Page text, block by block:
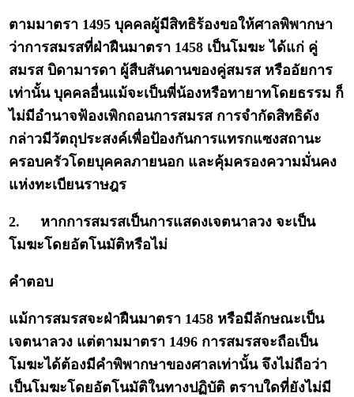
ตามมาตรา 1495 บุคคลผู้มีสิทธิร้องขอให้ศาลพิพากษา
ว่าการสมรสที่ฝ่าฝืนมาตรา 1458 เป็นโมฆะ ได้แก่ คู่
สมรส บิดามารดา ผู้สืบสันดานของคู่สมรส หรืออัยการ
เท่านั้น บุคคลอื่นแม้จะเป็นพี่น้องหรือทายาทโดยธรรม ก็
ไม่มีอำนาจฟ้องเพิกถอนการสมรส การจำกัดสิทธิดัง
กล่าวมีวัตถุประสงค์เพื่อป้องกันการแทรกแซงสถานะ
ครอบครัวโดยบุคคลภายนอก และคุ้มครองความมั่นคง
แห่งทะเบียนราษฎร
2.
หากการสมรสเป็นการแสดงเจตนาลวง จะเป็น
โมฆะโดยอัตโนมัติหรือไม่
คำตอบ
แม้การสมรสจะฝ่าฝืนมาตรา 1458 หรือมีลักษณะเป็น
เจตนาลวง แต่ตามมาตรา 1496 การสมรสจะถือเป็น
โมฆะได้ต้องมีคำพิพากษาของศาลเท่านั้น จึงไม่ถือว่า
เป็นโมฆะโดยอัตโนมัติในทางปฏิบัติ ตราบใดที่ยังไม่มี